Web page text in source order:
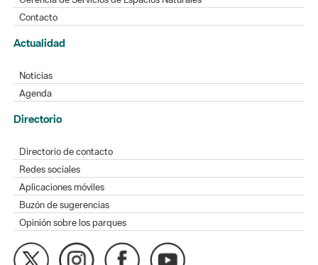
Noticias
Agenda
Directorio de contacto
Redes sociales
Buzón de sugerencias
Opinión sobre los parques
MAPA WEB AVISO LEGAL ACCESIBILIDAD